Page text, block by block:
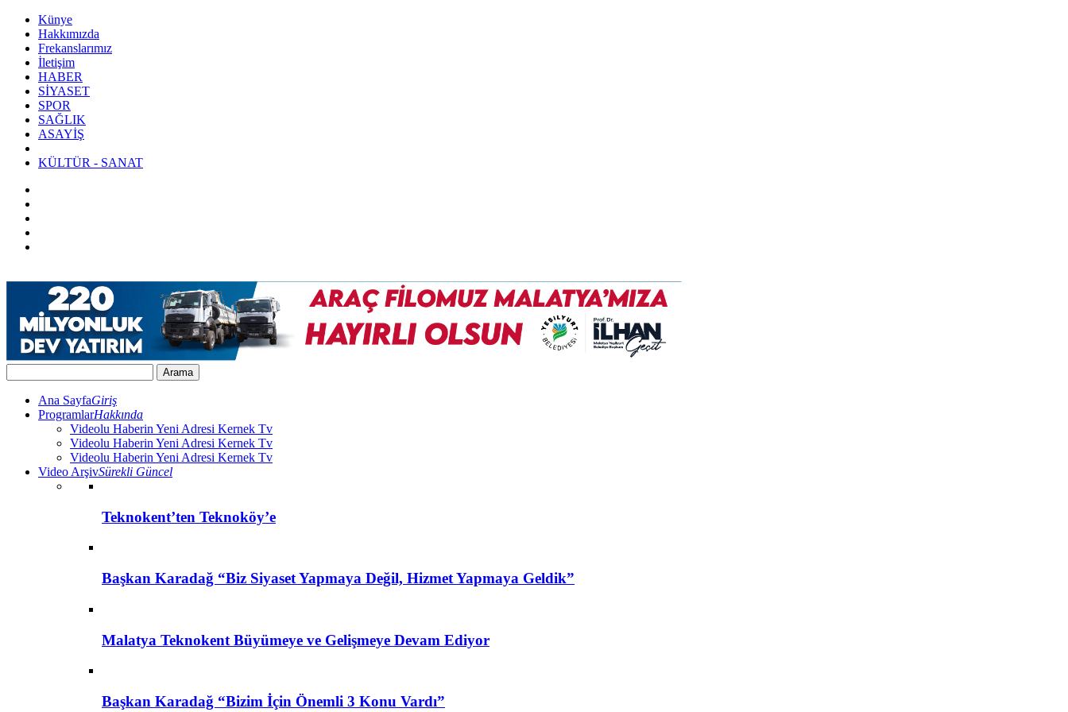
Künye
Hakkımızda
Frekanslarımız
İletişim
HABER
SİYASET
SPOR
SAĞLIK
ASAYİŞ
KÜLTÜR - SANAT
Ana SayfaGiriş
ProgramlarHakkında
Videolu Haberin Yeni Adresi Kernek Tv
Videolu Haberin Yeni Adresi Kernek Tv
Videolu Haberin Yeni Adresi Kernek Tv
Video ArşivSürekli Güncel
Teknokent’ten Teknoköy’e
Başkan Karadağ “Biz Siyaset Yapmaya Değil, Hizmet Yapmaya Geldik”
Malatya Teknokent Büyümeye ve Gelişmeye Devam Ediyor
Başkan Karadağ “Bizim İçin Önemli 3 Konu Vardı”